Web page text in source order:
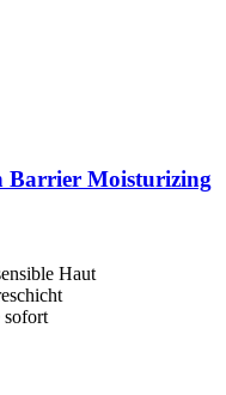
Barrier Moisturizing
Haut
sofort